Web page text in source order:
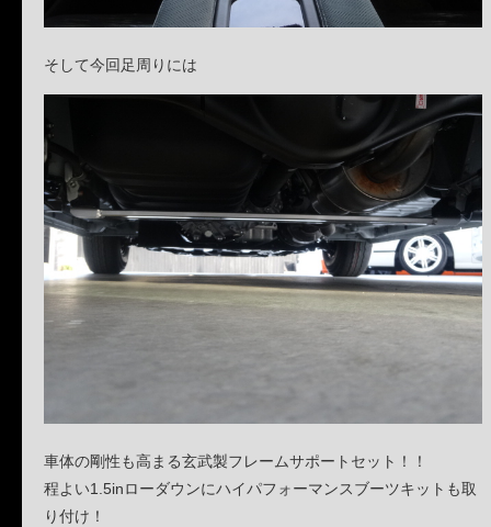
そして今回足周りには
車体の剛性も高まる玄武製フレームサポートセット！！
程よい1.5inローダウンにハイパフォーマンスブーツキットも取
り付け！